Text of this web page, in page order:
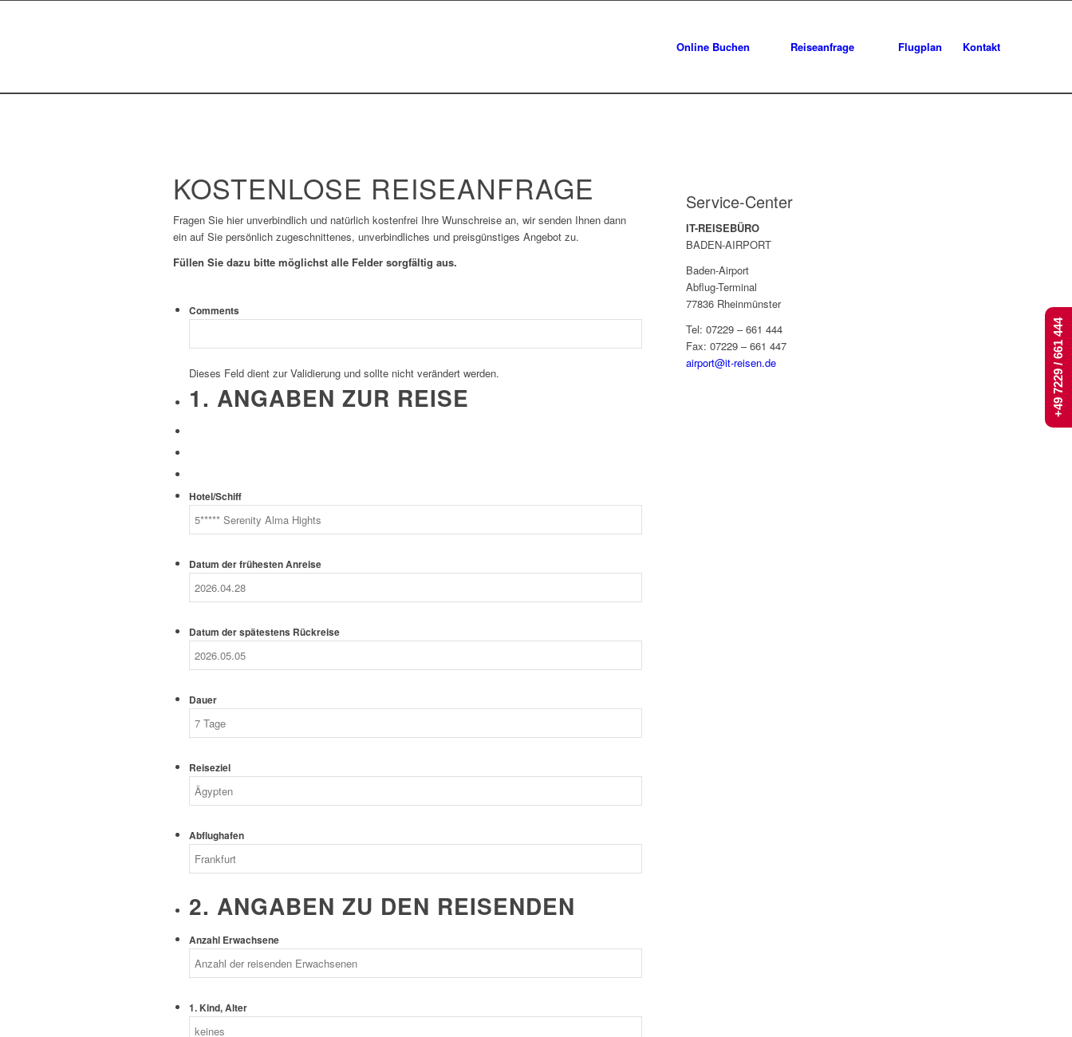
Online Buchen Reiseanfrage Flugplan Kontakt
KOSTENLOSE REISEANFRAGE
Fragen Sie hier unverbindlich und natürlich kostenfrei Ihre Wunschreise an, wir senden Ihnen dann
ein auf Sie persönlich zugeschnittenes, unverbindliches und preisgünstiges Angebot zu.
Füllen Sie dazu bitte möglichst alle Felder sorgfältig aus.
Comments
Dieses Feld dient zur Validierung und sollte nicht verändert werden.
1. ANGABEN ZUR REISE
Hotel/Schiff
Datum der frühesten Anreise
Datum der spätestens Rückreise
Dauer
Reiseziel
Abflughafen
2. ANGABEN ZU DEN REISENDEN
Anzahl Erwachsene
1. Kind, Alter
Service-Center
IT-REISEBÜRO
BADEN-AIRPORT
Baden-Airport
Abflug-Terminal
77836 Rheinmünster
Tel: 07229 – 661 444
Fax: 07229 – 661 447
airport@it-reisen.de
+49 7229 / 661 444